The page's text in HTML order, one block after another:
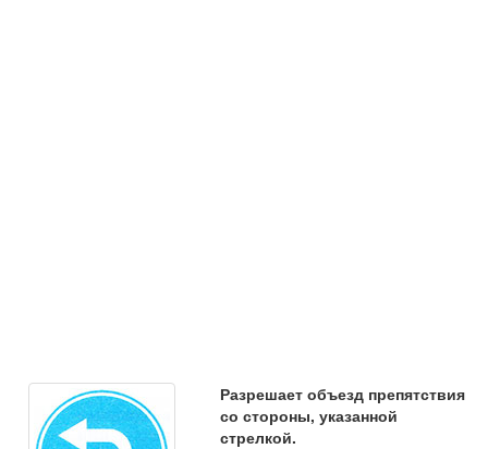
Разрешает объезд препятствия
со стороны, указанной
стрелкой.